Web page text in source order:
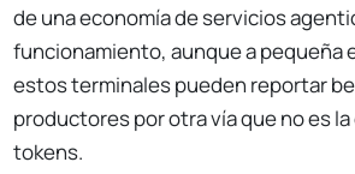
de una economía de servicios
funcionamiento, aunque a pequeña
estos terminales pueden reportar
productores por otra vía que no es
tokens.